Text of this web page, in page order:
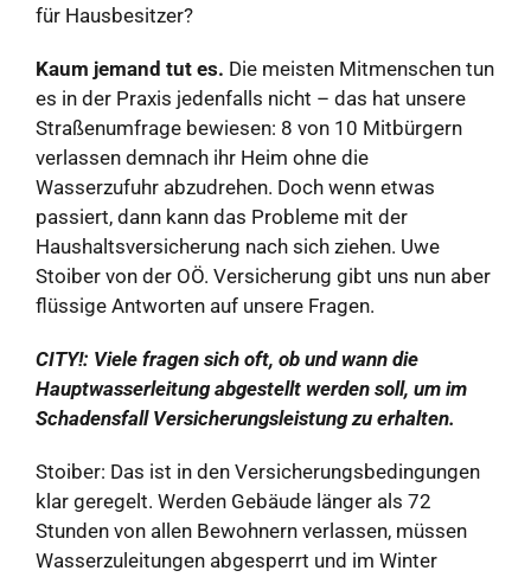
für Hausbesitzer?
Kaum jemand tut es. Die meisten Mitmenschen tun
es in der Praxis jedenfalls nicht – das hat unsere
Straßenumfrage bewiesen: 8 von 10 Mitbürgern
verlassen demnach ihr Heim ohne die
Wasserzufuhr abzudrehen. Doch wenn etwas
passiert, dann kann das Probleme mit der
Haushaltsversicherung nach sich ziehen. Uwe
Stoiber von der OÖ. Versicherung gibt uns nun aber
flüssige Antworten auf unsere Fragen.
CITY!: Viele fragen sich oft, ob und wann die
Hauptwasserleitung abgestellt werden soll, um im
Schadensfall Versicherungsleistung zu erhalten.
Stoiber: Das ist in den Versicherungsbedingungen
klar geregelt. Werden Gebäude länger als 72
Stunden von allen Bewohnern verlassen, müssen
Wasserzuleitungen abgesperrt und im Winter